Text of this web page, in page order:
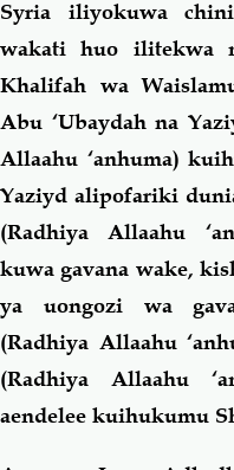
Syria iliyokuwa
wakati huo ilitekwa
Khalifah wa
Abu ‘Ubaydah na
Allaahu ‘anhuma)
Yaziyd alipofariki
(Radhiya Allaahu
kuwa gavana wake,
ya uongozi wa
(Radhiya Allaahu
(Radhiya Allaahu
aendelee kuihukumu